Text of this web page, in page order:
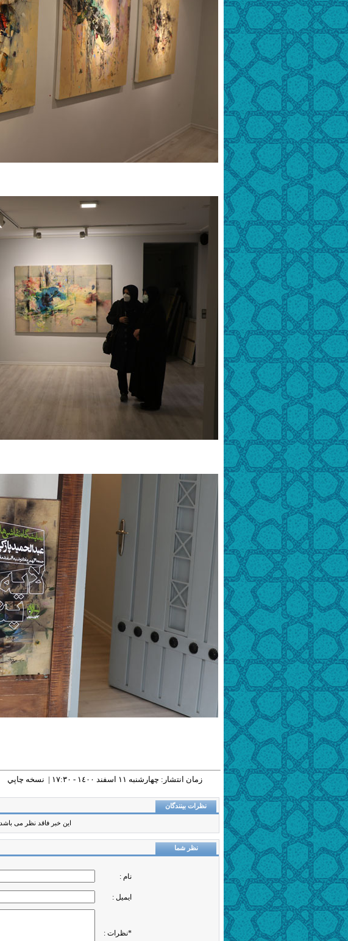
زمان انتشار: چهارشنبه ١١ اسفند ١٤٠٠ - ١٧:٣٠ | نسخه چاپي
نظرات بینندگان
این خبر فاقد نظر می باشد
نظر شما
نام :
ایمیل :
*نظرات :